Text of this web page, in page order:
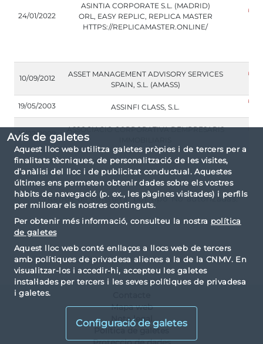
Avís de galetes
Aquest lloc web utilitza galetes pròpies i de tercers per a
finalitats tècniques, de personalització de les visites,
d’anàlisi del lloc i de publicitat conductual. Aquestes
últimes ens permeten obtenir dades sobre els vostres
hàbits de navegació (p. ex., les pàgines visitades) i perfils
per millorar els nostres continguts.
Per obtenir més informació, consulteu la nostra política
de galetes
Aquest lloc web conté enllaços a llocs web de tercers
amb polítiques de privadesa alienes a la de la CNMV. En
visualitzar-los i accedir-hi, accepteu les galetes
instal·lades per tercers i les seves polítiques de privadesa
i galetes.
Configuració de galetes
24/01/2022
ASINTIA CORPORATE S.L. (MADRID)
ORL, EASY REPLIC, REPLICA MASTER
HTTPS://REPLICAMASTER.ONLINE/
10/09/2012
ASSET MANAGEMENT ADVISORY SERVICES
SPAIN, S.L. (AMASS)
19/05/2003 ASSINFI CLASS, S.L.
16/02/2009
ASSOCIACIO CORPORATIVA DEMPRESARIS
Criterios de consulta: por tipo No autorizadas.
Mapa web
Nota legal
Política de galetes